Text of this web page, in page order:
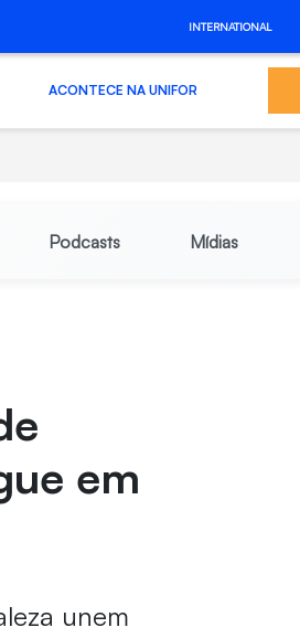
INTERNATIONAL
ACONTECE NA UNIFOR
Podcasts Mídias
em
unem